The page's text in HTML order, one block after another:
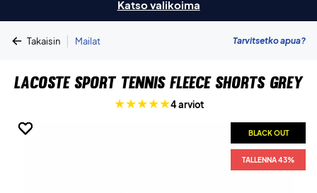
Katso valikoima
Takaisin | Mailat Tarvitsetko apua?
Lacoste Sport Tennis Fleece Shorts Grey
4 arviot
BLACK OUT
TALLENNA 43%
BLACK OUT
TALLENNA 43%
BLACK OUT
TALLENNA 43%
BLACK OUT
TALLENNA 43%